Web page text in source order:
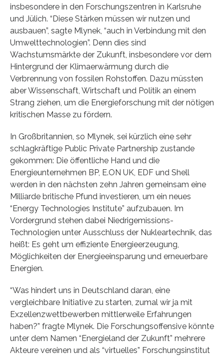
insbesondere in den Forschungszentren in Karlsruhe
und Jülich. “Diese Stärken müssen wir nutzen und
ausbauen”, sagte Mlynek, “auch in Verbindung mit den
Umwelttechnologien”. Denn dies sind
Wachstumsmärkte der Zukunft, insbesondere vor dem
Hintergrund der Klimaerwärmung durch die
Verbrennung von fossilen Rohstoffen. Dazu müssten
aber Wissenschaft, Wirtschaft und Politik an einem
Strang ziehen, um die Energieforschung mit der nötigen
kritischen Masse zu fördern.
In Großbritannien, so Mlynek, sei kürzlich eine sehr
schlagkräftige Public Private Partnership zustande
gekommen: Die öffentliche Hand und die
Energieunternehmen BP, E.ON UK, EDF und Shell
werden in den nächsten zehn Jahren gemeinsam eine
Milliarde britische Pfund investieren, um ein neues
“Energy Technologies Institute” aufzubauen. Im
Vordergrund stehen dabei Niedrigemissions-
Technologien unter Ausschluss der Nukleartechnik, das
heißt: Es geht um effiziente Energieerzeugung,
Möglichkeiten der Energieeinsparung und erneuerbare
Energien.
“Was hindert uns in Deutschland daran, eine
vergleichbare Initiative zu starten, zumal wir ja mit
Exzellenzwettbewerben mittlerweile Erfahrungen
haben?” fragte Mlynek. Die Forschungsoffensive könnte
unter dem Namen “Energieland der Zukunft” mehrere
Akteure vereinen und als “virtuelles” Forschungsinstitut